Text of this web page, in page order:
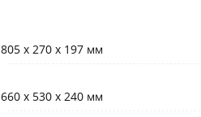
805 x 270 x 197 мм
660 x 530 x 240 мм